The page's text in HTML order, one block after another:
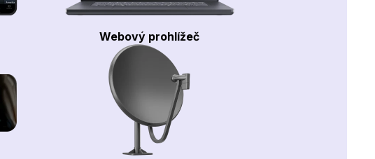
Webový prohlížeč